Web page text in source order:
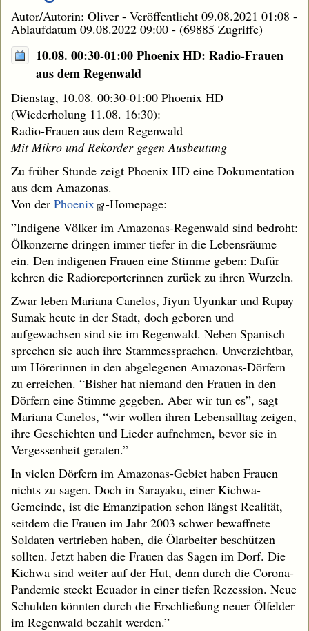
Autor/Autorin: Oliver - Veröffentlicht 09.08.2021 01:08 -
Ablaufdatum 09.08.2022 09:00 - (69885 Zugriffe)
10.08. 00:30-01:00 Phoenix HD: Radio-Frauen
aus dem Regenwald
Dienstag, 10.08. 00:30-01:00 Phoenix HD
(Wiederholung 11.08. 16:30):
Radio-Frauen aus dem Regenwald
Mit Mikro und Rekorder gegen Ausbeutung
Zu früher Stunde zeigt Phoenix HD eine Dokumentation
aus dem Amazonas.
Von der Phoenix
-Homepage:
”Indigene Völker im Amazonas-Regenwald sind bedroht:
Ölkonzerne dringen immer tiefer in die Lebensräume
ein. Den indigenen Frauen eine Stimme geben: Dafür
kehren die Radioreporterinnen zurück zu ihren Wurzeln.
Zwar leben Mariana Canelos, Jiyun Uyunkar und Rupay
Sumak heute in der Stadt, doch geboren und
aufgewachsen sind sie im Regenwald. Neben Spanisch
sprechen sie auch ihre Stammessprachen. Unverzichtbar,
um Hörerinnen in den abgelegenen Amazonas-Dörfern
zu erreichen. “Bisher hat niemand den Frauen in den
Dörfern eine Stimme gegeben. Aber wir tun es”, sagt
Mariana Canelos, “wir wollen ihren Lebensalltag zeigen,
ihre Geschichten und Lieder aufnehmen, bevor sie in
Vergessenheit geraten.”
In vielen Dörfern im Amazonas-Gebiet haben Frauen
nichts zu sagen. Doch in Sarayaku, einer Kichwa-
Gemeinde, ist die Emanzipation schon längst Realität,
seitdem die Frauen im Jahr 2003 schwer bewaffnete
Soldaten vertrieben haben, die Ölarbeiter beschützen
sollten. Jetzt haben die Frauen das Sagen im Dorf. Die
Kichwa sind weiter auf der Hut, denn durch die Corona-
Pandemie steckt Ecuador in einer tiefen Rezession. Neue
Schulden könnten durch die Erschließung neuer Ölfelder
im Regenwald bezahlt werden.”